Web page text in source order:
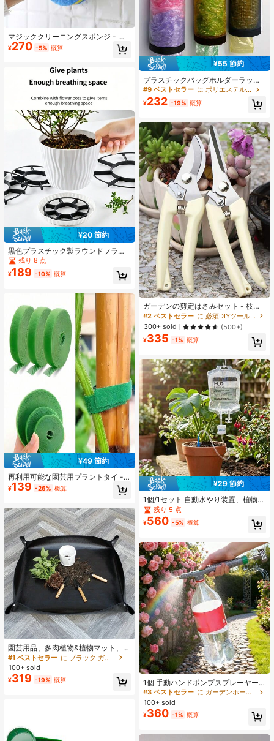
マジッククリーニングスポンジ - バ
ッテリーレスデザイン、キッチン、
バスルーム、ガラス、壁、トイレ、
洗浄できます。リビング、バスルー
ム、トイレ、キッチン、車に適して
います。ハロウィンやクリスマスの
最高の贈り物。家庭の掃除に不可欠
¥270 -5% 概算
¥20 節約
黒色プラスチック製ラウンドフラワ
ーポットベーストレイ、排水性と通
気性を向上させる、室内/屋外植物ポ
ット固定装置に適しています
残り 8 点
¥189 -10% 概算
¥49 節約
再利用可能な園芸用プラントタイ -
プラントフック&ループ、プラントフ
ック&ループタイ、園芸用ひも、耐久
用品、室内/屋外の庭、室内植物、ガ
ーデン、バルコニー、パティオ、リ
ビングルームやオフィスに適してい
ます。ケーブルや配線の整理にも適
しています。
¥139 -26% 概算
園芸用品、多肉植物&植物マット、バ
ルコニー植え替え土マット、防水プ
ランティングツールマット
#1 ベストセラー
に ブラック ガーデンツール
100+ sold
¥319 -19% 概算
¥55 節約
プラスチックバッグホルダーラッ
ク、グロサリーバッグとゴミ袋オー
ガナイザー、スペースを節約するメ
ッシュディスペンサー、キッチンに
ッグを整理して通気性を保ち、スペ
ースを節約するメッシュストレージ
ラック、多機能な壁掛け式ホームと
キッチンのストレージソリューショ
ン、園芸用品
#9 ベストセラー に ポリエステル ガーデンツール
¥232 -19% 概算
ガーデンの剪定はさみセット - 枝や
花の刈り込みや切断に最適、ガーデ
ニング用はさみ、プラントガーデン
クリップ、盆栽や果物収穫用
#2 ベストセラー
に 必須DIYツールのチェックリスト ガーデンツール
300+ sold
(500+)
¥335 -1% 概算
¥29 節約
1個/1セット 自動水やり装置、植物の
水やりを簡単にする - 350ml 流量調
整可能、室内外の鉢植え植物ガーデ
ニング用品に最適、オフィスと旅行
リー、夏の旅行必需品、ワールドカ
ップ植物水分補給
残り 5 点
¥560 -5% 概算
1個 手動ハンドポンプスプレーヤー
調整可能ノズル、人間工学設計で簡
単操作、園芸散水や家庭清掃に多目
的な圧力スプレーヤー、ユニバーサ
ルボトルアダプターで時間と手間を
#3 ベストセラー
に ガーデンホースとアクセサリー
100+ sold
¥360 -1% 概算